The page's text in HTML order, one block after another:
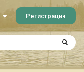
Регистрация